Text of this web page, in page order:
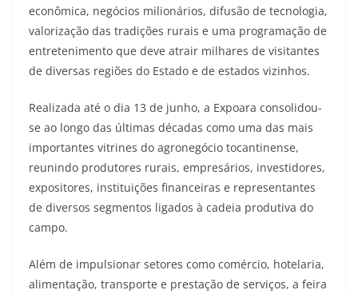
econômica, negócios milionários, difusão de tecnologia,
valorização das tradições rurais e uma programação de
entretenimento que deve atrair milhares de visitantes
de diversas regiões do Estado e de estados vizinhos.
Realizada até o dia 13 de junho, a Expoara consolidou-
se ao longo das últimas décadas como uma das mais
importantes vitrines do agronegócio tocantinense,
reunindo produtores rurais, empresários, investidores,
expositores, instituições financeiras e representantes
de diversos segmentos ligados à cadeia produtiva do
campo.
Além de impulsionar setores como comércio, hotelaria,
alimentação, transporte e prestação de serviços, a feira